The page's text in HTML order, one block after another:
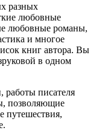
разных
любовные
любовные романы,
и многое
книг автора. Вы
в одном
работы писателя
позволяющие
путешествия,